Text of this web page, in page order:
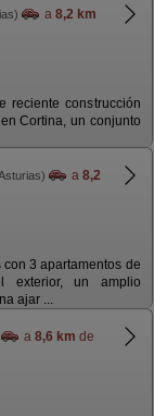
a 8,2 km
reciente construcción
Cortina, un conjunto
a 8,2
3 apartamentos de
exterior, un amplio
ajar ...
a 8,6 km de